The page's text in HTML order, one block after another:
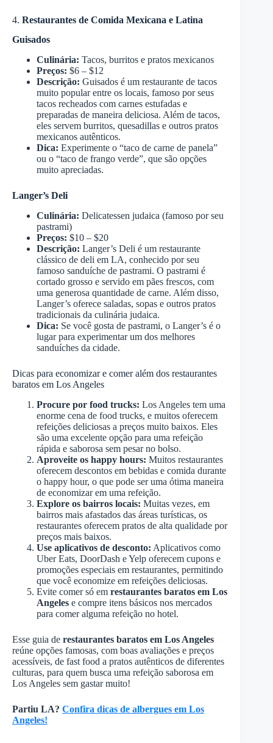
4. Restaurantes de Comida Mexicana e Latina
Guisados
Culinária: Tacos, burritos e pratos mexicanos
Preços: $6 – $12
Descrição: Guisados é um restaurante de tacos
muito popular entre os locais, famoso por seus
tacos recheados com carnes estufadas e
preparadas de maneira deliciosa. Além de tacos,
eles servem burritos, quesadillas e outros pratos
mexicanos autênticos.
Dica: Experimente o “taco de carne de panela”
ou o “taco de frango verde”, que são opções
muito apreciadas.
Langer’s Deli
Culinária: Delicatessen judaica (famoso por seu
pastrami)
Preços: $10 – $20
Descrição: Langer’s Deli é um restaurante
clássico de deli em LA, conhecido por seu
famoso sanduíche de pastrami. O pastrami é
cortado grosso e servido em pães frescos, com
uma generosa quantidade de carne. Além disso,
Langer’s oferece saladas, sopas e outros pratos
tradicionais da culinária judaica.
Dica: Se você gosta de pastrami, o Langer’s é o
lugar para experimentar um dos melhores
sanduíches da cidade.
Dicas para economizar e comer além dos restaurantes
baratos em Los Angeles
Procure por food trucks: Los Angeles tem uma
enorme cena de food trucks, e muitos oferecem
refeições deliciosas a preços muito baixos. Eles
são uma excelente opção para uma refeição
rápida e saborosa sem pesar no bolso.
Aproveite os happy hours: Muitos restaurantes
oferecem descontos em bebidas e comida durante
o happy hour, o que pode ser uma ótima maneira
de economizar em uma refeição.
Explore os bairros locais: Muitas vezes, em
bairros mais afastados das áreas turísticas, os
restaurantes oferecem pratos de alta qualidade por
preços mais baixos.
Use aplicativos de desconto: Aplicativos como
Uber Eats, DoorDash e Yelp oferecem cupons e
promoções especiais em restaurantes, permitindo
que você economize em refeições deliciosas.
Evite comer só em restaurantes baratos em Los
Angeles e compre itens básicos nos mercados
para comer alguma refeição no hotel.
Esse guia de restaurantes baratos em Los Angeles
reúne opções famosas, com boas avaliações e preços
acessíveis, de fast food a pratos autênticos de diferentes
culturas, para quem busca uma refeição saborosa em
Los Angeles sem gastar muito!
Partiu LA? Confira dicas de albergues em Los
Angeles!